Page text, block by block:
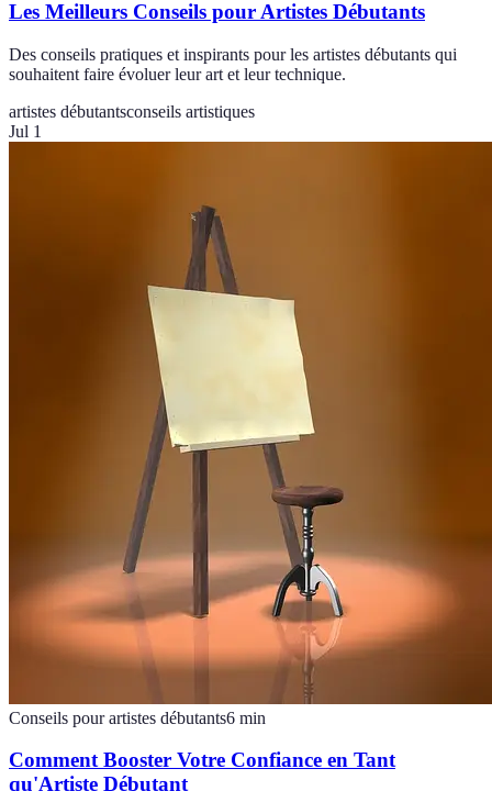
Les Meilleurs Conseils pour Artistes Débutants
Des conseils pratiques et inspirants pour les artistes débutants qui
souhaitent faire évoluer leur art et leur technique.
artistes débutantsconseils artistiques
Jul 1
Conseils pour artistes débutants6 min
Comment Booster Votre Confiance en Tant
qu'Artiste Débutant